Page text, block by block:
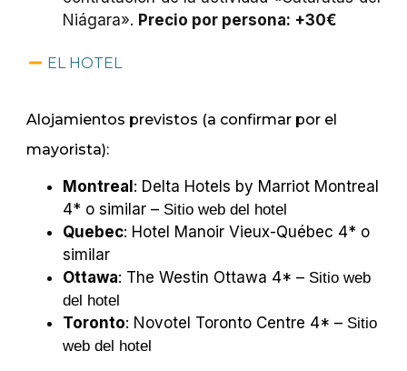
Niágara». Precio por persona: +30€
EL HOTEL
Alojamientos previstos (a confirmar por el
mayorista):
Montreal: Delta Hotels by Marriot Montreal
4* o similar – Sitio web del hotel
Quebec: Hotel Manoir Vieux-Québec 4* o
similar
Ottawa: The Westin Ottawa 4* – Sitio web
del hotel
Toronto: Novotel Toronto Centre 4* – Sitio
web del hotel